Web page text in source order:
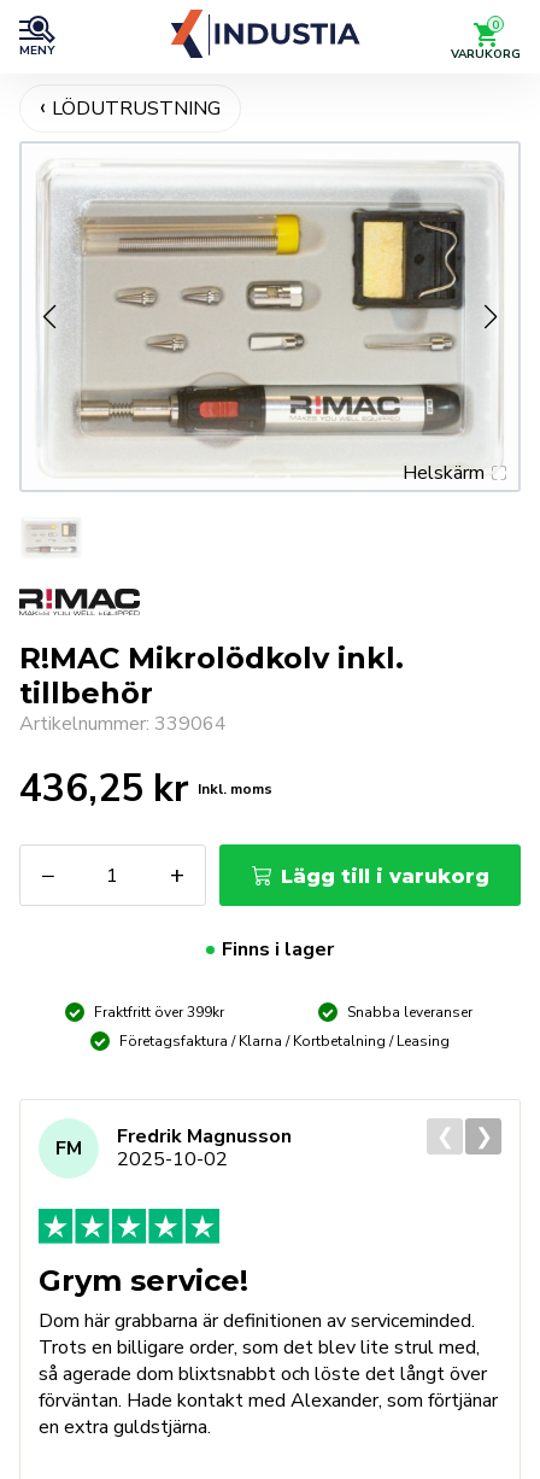
MENY
0
VARUKORG
LÖDUTRUSTNING
Helskärm
R!MAC Mikrolödkolv inkl.
tillbehör
Artikelnummer: 339064
436,25 kr Inkl. moms
−
Mikrolödkolv
inkl.
+ Lägg till i varukorg
Finns i lager
Fraktfritt över 399kr
Snabba leveranser
Företagsfaktura / Klarna / Kortbetalning / Leasing
FM
Fredrik Magnusson
2025-10-02
Grym service!
Dom här grabbarna är definitionen av serviceminded.
Trots en billigare order, som det blev lite strul med,
så agerade dom blixtsnabbt och löste det långt över
förväntan. Hade kontakt med Alexander, som förtjänar
en extra guldstjärna.
❮ ❯